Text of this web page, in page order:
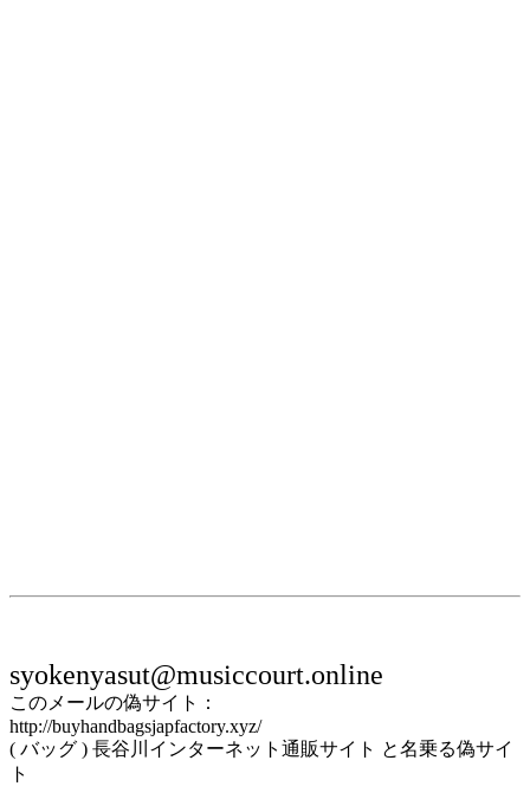
syokenyasut@musiccourt.online
このメールの偽サイト：
http://buyhandbagsjapfactory.xyz/
( バッグ ) 長谷川インターネット通販サイト と名乗る偽サイ
ト